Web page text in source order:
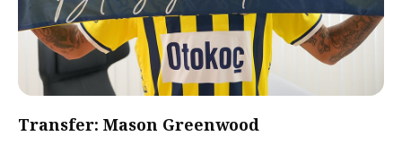
Transfer: Mason Greenwood